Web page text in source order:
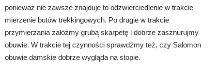
ponieważ nie zawsze znajduje to odzwierciedlenie w trakcie
mierzenie butów trekkingowych. Po drugie w trakcie
przymierzania załóżmy grubą skarpetę i dobrze zasznurujmy
obuwie. W trakcie tej czynności sprawdźmy też, czy Salomon
obuwie damskie dobrze wygląda na stopie.